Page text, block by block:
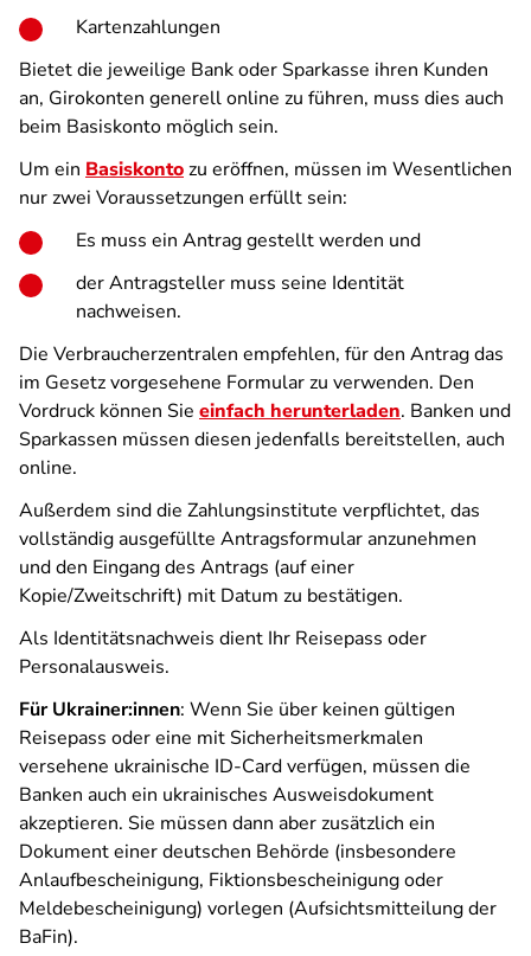
Kartenzahlungen
Bietet die jeweilige Bank oder Sparkasse ihren Kunden
an, Girokonten generell online zu führen, muss dies auch
beim Basiskonto möglich sein.
Um ein Basiskontozu eröffnen, müssen im Wesentlichen
nur zwei Voraussetzungen erfüllt sein:
Es muss ein Antrag gestellt werden und
der Antragsteller muss seine Identität
nachweisen.
Die Verbraucherzentralen empfehlen, für den Antrag das
im Gesetz vorgesehene Formular zu verwenden. Den
Vordruck können Sie einfach herunterladen. Banken und
Sparkassen müssen diesen jedenfalls bereitstellen, auch
online.
Außerdem sind die Zahlungsinstitute verpflichtet, das
vollständig ausgefüllte Antragsformular anzunehmen
und den Eingang des Antrags (auf einer
Kopie/Zweitschrift) mit Datum zu bestätigen.
Als Identitätsnachweis dient Ihr Reisepass oder
Personalausweis.
Für Ukrainer:innen: Wenn Sie über keinen gültigen
Reisepass oder eine mit Sicherheitsmerkmalen
versehene ukrainische ID-Card verfügen, müssen die
Banken auch ein ukrainisches Ausweisdokument
akzeptieren. Sie müssen dann aber zusätzlich ein
Dokument einer deutschen Behörde (insbesondere
Anlaufbescheinigung, Fiktionsbescheinigung oder
Meldebescheinigung) vorlegen (Aufsichtsmitteilung der
BaFin).